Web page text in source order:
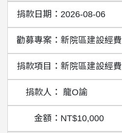
2026-08-06
新院區建設經費
新院區建設經費
龍O諭
NT$10,000